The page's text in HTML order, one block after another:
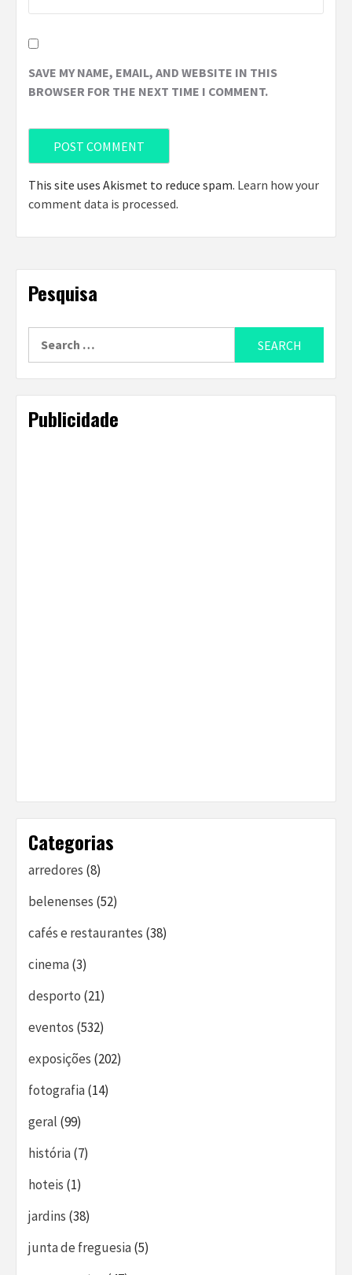
SAVE MY NAME, EMAIL, AND WEBSITE IN THIS
BROWSER FOR THE NEXT TIME I COMMENT.
This site uses Akismet to reduce spam. Learn how your
comment data is processed.
Pesquisa
Publicidade
Categorias
arredores (8)
belenenses (52)
cafés e restaurantes (38)
cinema(3)
desporto (21)
eventos (532)
exposições (202)
fotografia(14)
geral (99)
história(7)
hoteis (1)
jardins (38)
junta de freguesia(5)